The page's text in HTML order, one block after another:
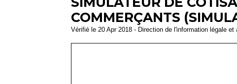
COMMERÇANTS
Vérifié le 20 Apr 2018 - Direction de l'information légale